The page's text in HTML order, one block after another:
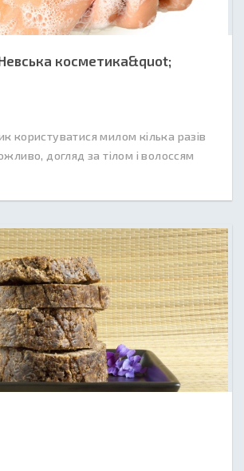
косметика&quot;
користуватися милом кілька разів
догляд за тілом і волоссям